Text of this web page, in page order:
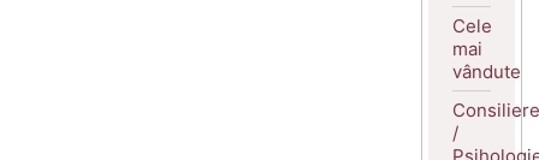
Cele
mai
vândute
Consiliere
/